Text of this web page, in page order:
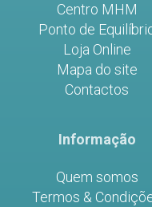
Centro MHM
Ponto de
Loja Online
Mapa do site
Contactos
Informação
Quem somos
Termos &